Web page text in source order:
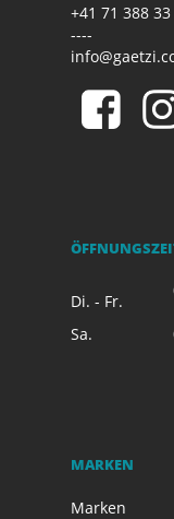
+41 71 388
----
Di. - Fr.
Sa.
MARKEN
Marken